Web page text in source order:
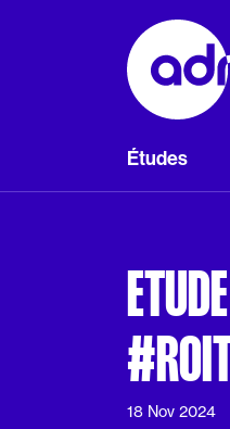
Aller au contenu principal
Études
18 Nov 2024